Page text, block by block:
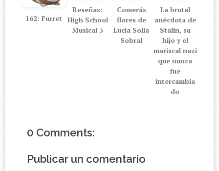
162: Furret
Reseñas:
High School
Musical 3
Comerás
flores de
Lucia Solla
Sobral
La brutal
anécdota de
Stalin, su
hijo y el
mariscal nazi
que nunca
fue
intercambia
do
0 Comments:
Publicar un comentario